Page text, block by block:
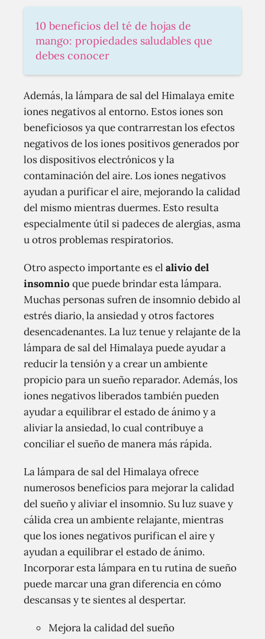
10 beneficios del té de hojas de
mango: propiedades saludables que
debes conocer
Además, la lámpara de sal del Himalaya emite
iones negativos al entorno. Estos iones son
beneficiosos ya que contrarrestan los efectos
negativos de los iones positivos generados por
los dispositivos electrónicos y la
contaminación del aire. Los iones negativos
ayudan a purificar el aire, mejorando la calidad
del mismo mientras duermes. Esto resulta
especialmente útil si padeces de alergias, asma
u otros problemas respiratorios.
Otro aspecto importante es el alivio del
insomnio que puede brindar esta lámpara.
Muchas personas sufren de insomnio debido al
estrés diario, la ansiedad y otros factores
desencadenantes. La luz tenue y relajante de la
lámpara de sal del Himalaya puede ayudar a
reducir la tensión y a crear un ambiente
propicio para un sueño reparador. Además, los
iones negativos liberados también pueden
ayudar a equilibrar el estado de ánimo y a
aliviar la ansiedad, lo cual contribuye a
conciliar el sueño de manera más rápida.
La lámpara de sal del Himalaya ofrece
numerosos beneficios para mejorar la calidad
del sueño y aliviar el insomnio. Su luz suave y
cálida crea un ambiente relajante, mientras
que los iones negativos purifican el aire y
ayudan a equilibrar el estado de ánimo.
Incorporar esta lámpara en tu rutina de sueño
puede marcar una gran diferencia en cómo
descansas y te sientes al despertar.
Mejora la calidad del sueño